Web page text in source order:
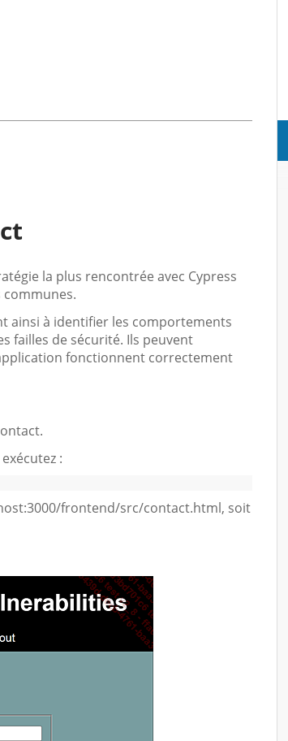
la plus rencontrée avec Cypress
ainsi à identifier les comportements
failles de sécurité. Ils peuvent
fonctionnent correctement
:
frontend/src/contact.html, soit